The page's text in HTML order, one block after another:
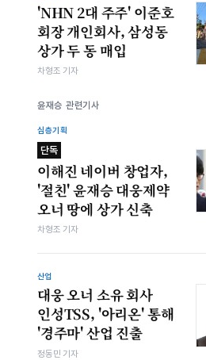
'NHN 2대 주주' 이준호
회장 개인회사, 삼성동
상가 두 동 매입
차형조 기자
윤재승 관련기사
심층기획
단독
이해진 네이버 창업자,
'절친' 윤재승 대웅제약
오너 땅에 상가 신축
차형조 기자
산업
대웅 오너 소유 회사
인성TSS, '아리온' 통해
'경주마' 산업 진출
정동민 기자